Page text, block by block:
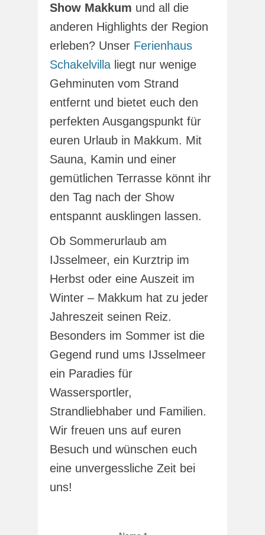
Show Makkum und all die
anderen Highlights der Region
erleben? Unser Ferienhaus
Schakelvilla liegt nur wenige
Gehminuten vom Strand
entfernt und bietet euch den
perfekten Ausgangspunkt für
euren Urlaub in Makkum. Mit
Sauna, Kamin und einer
gemütlichen Terrasse könnt ihr
den Tag nach der Show
entspannt ausklingen lassen.
Ob Sommerurlaub am
IJsselmeer, ein Kurztrip im
Herbst oder eine Auszeit im
Winter – Makkum hat zu jeder
Jahreszeit seinen Reiz.
Besonders im Sommer ist die
Gegend rund ums IJsselmeer
ein Paradies für
Wassersportler,
Strandliebhaber und Familien.
Wir freuen uns auf euren
Besuch und wünschen euch
eine unvergessliche Zeit bei
uns!